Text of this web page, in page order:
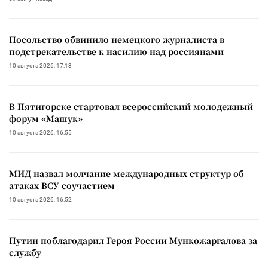
Посольство обвинило немецкого журналиста в
подстрекательстве к насилию над россиянами
10 августа 2026, 17:13
В Пятигорске стартовал всероссийский молодежный
форум «Машук»
10 августа 2026, 16:55
МИД назвал молчание международных структур об
атаках ВСУ соучастием
10 августа 2026, 16:52
Путин поблагодарил Героя России Мункожаргалова за
службу